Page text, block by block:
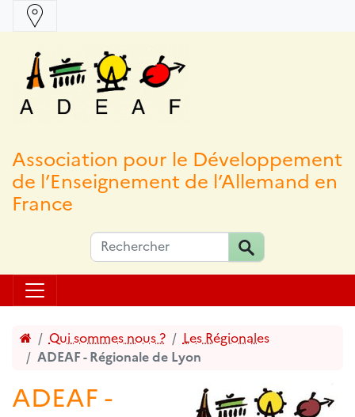
Association pour le Développement
de l’Enseignement de l’Allemand en
France
Accueil
Qui sommes nous ?
Les Régionales
ADEAF - Régionale de Lyon
ADEAF -